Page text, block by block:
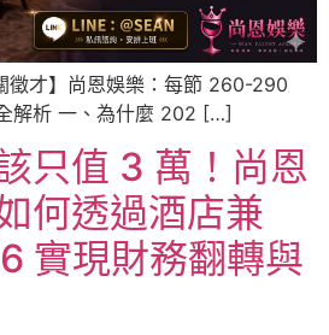
徵才】尚恩娛樂：每節 260-290
解析 一、為什麼 202 […]
只值 3 萬！尚恩
何透過酒店兼
實現財務翻轉與